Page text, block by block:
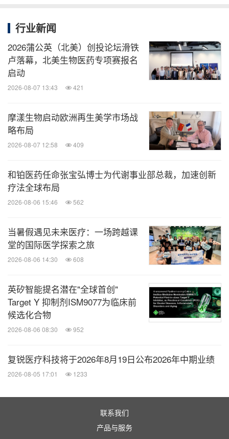
行业新闻
2026蒲公英（北美）创投论坛滑铁
卢落幕，北美生物医药专项赛报名
启动
2026-08-07 13:43 421
摩漾生物启动欧洲再生美学市场战
略布局
2026-08-07 12:58 409
和铂医药任命张宝弘博士为代谢事业部总裁，加速创新
疗法全球布局
2026-08-06 15:46 562
当暑假遇见未来医疗：一场跨越课
堂的国际医学探索之旅
2026-08-06 14:30 608
英矽智能提名潜在"全球首创"
Target Y 抑制剂ISM9077为临床前
候选化合物
2026-08-06 08:30 952
复锐医疗科技将于2026年8月19日公布2026年中期业绩
2026-08-05 17:01 1233
联系我们
产品与服务